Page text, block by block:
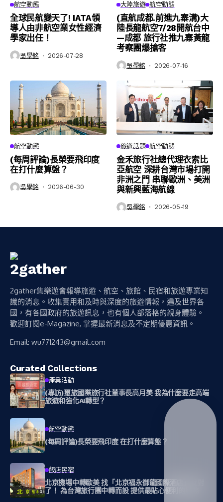
航空動態
全球民航變天了! IATA領
導人由非航空業女性經濟
學家出任！
吳學銘 2026-07-28
大陸旅遊 航空動態
(直航成都.前進九寨溝)大
陸長龍航空7/28開航台中
—成都 旅行社推九寨黃龍
考察團爆搶客
吳學銘 2026-07-16
航空動態
(每周評論)長榮要飛印度
在打什麼算盤？
吳學銘 2026-06-30
旅遊話題 航空動態
金禾旅行社總代理衣索比
亞航空 深耕台灣市場打開
非洲之門 串聯歐洲、美洲
與新興藍海航線
吳學銘 2026-05-19
2gather集樂遊會報導旅遊、航空、旅館、民宿和旅遊專業知
識的消息。收集實用和及時與深度的旅遊情報，遍及世界各
國，有各國政府的旅遊訊息，也有個人部落格的親身體驗。
歡迎訂閱e-Magazine, 掌握最新消息及不定期優惠資訊。
Email: wu771243@gmail.com
Curated Collections
產業活動
(專訪)璽旅國際旅行社董事長高月美 我為什麼要走高端
旅遊和強化AI轉型？
航空動態
(每周評論)長榮要飛印度 在打什麼算盤？
飯店民宿
北京機場中轉歐美 找「北京福永御龍國際酒店」就對
了！ 為台灣旅行團中轉而設 提供最貼心便利的服務